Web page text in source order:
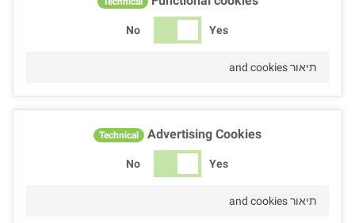
No Yes
תיאור and cookies
Advertising Cookies
Technical
No Yes
תיאור and cookies